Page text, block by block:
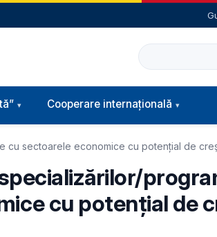
Caută
Cooperare internațională
sectoarele economice cu potențial de
cu potențial de